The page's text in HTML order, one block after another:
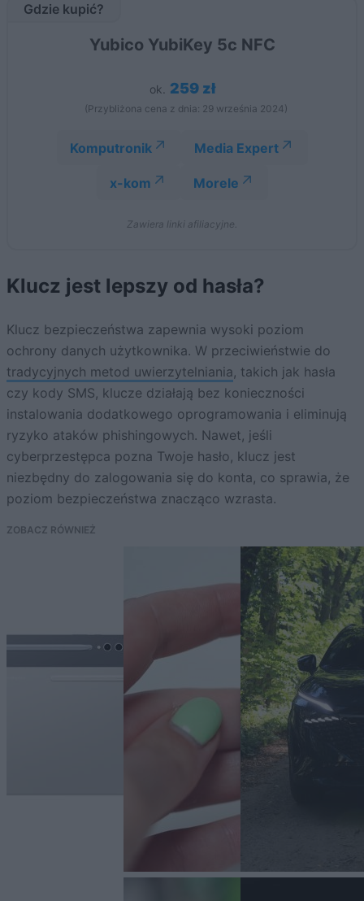
Gdzie kupić?
Yubico YubiKey 5c NFC
ok. 259 zł
(Przybliżona cena z dnia: 29 września 2024)
Komputronik Media Expert
x-kom Morele
Zawiera linki afiliacyjne.
Klucz jest lepszy od hasła?
Klucz bezpieczeństwa zapewnia wysoki poziom
ochrony danych użytkownika. W przeciwieństwie do
tradycyjnych metod uwierzytelniania, takich jak hasła
czy kody SMS, klucze działają bez konieczności
instalowania dodatkowego oprogramowania i eliminują
ryzyko ataków phishingowych. Nawet, jeśli
cyberprzestępca pozna Twoje hasło, klucz jest
niezbędny do zalogowania się do konta, co sprawia, że
poziom bezpieczeństwa znacząco wzrasta.
ZOBACZ RÓWNIEŻ